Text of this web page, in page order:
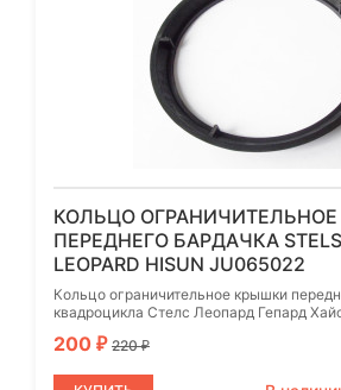
КОЛЬЦО
ПЕРЕДНЕГО БАРДАЧКА STELS
LEOPARD HISUN JU065022
Кольцо ограничительное крышки
квадроцикла Стелс Леопард Гепард
200 ₽ 220₽